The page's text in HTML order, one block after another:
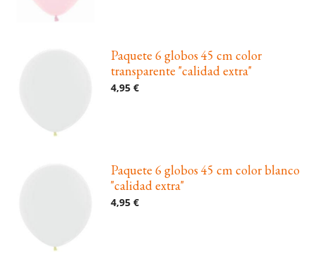
Paquete 6 globos 45 cm color
transparente "calidad extra"
4,95 €
Paquete 6 globos 45 cm color blanco
"calidad extra"
4,95 €